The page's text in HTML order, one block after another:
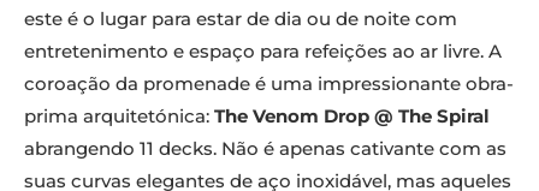
este é o lugar para estar de dia ou de noite com
entretenimento e espaço para refeições ao ar livre. A
coroação da promenade é uma impressionante obra-
prima arquitetónica: The Venom Drop @ The Spiral
abrangendo 11 decks. Não é apenas cativante com as
suas curvas elegantes de aço inoxidável, mas aqueles